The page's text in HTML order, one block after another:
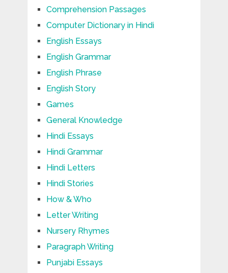
Comprehension Passages
Computer Dictionary in Hindi
English Essays
English Grammar
English Phrase
English Story
Games
General Knowledge
Hindi Essays
Hindi Grammar
Hindi Letters
Hindi Stories
How & Who
Letter Writing
Nursery Rhymes
Paragraph Writing
Punjabi Essays